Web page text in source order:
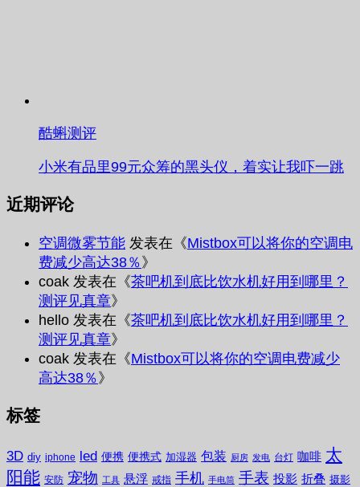
酷蝌测评
小米有品里99元众筹的黑头仪，着实让我吓一跳
近期评论
空调微雾节能 发表在《Mistbox可以将你的空调电
费减少高达38％》
coak 发表在《茶吧机到底比饮水机好用到哪里？
测评见真章》
hello 发表在《茶吧机到底比饮水机好用到哪里？
测评见真章》
coak 发表在《Mistbox可以将你的空调电费减少
高达38％》
标签
3D diy iphone led 便携 便携式 加湿器 包装 厨房 发电 台灯 咖啡 太
阳能 安防 宠物 工具 悬浮 戒指 手机 手电筒 手表 投影 折叠 摄影